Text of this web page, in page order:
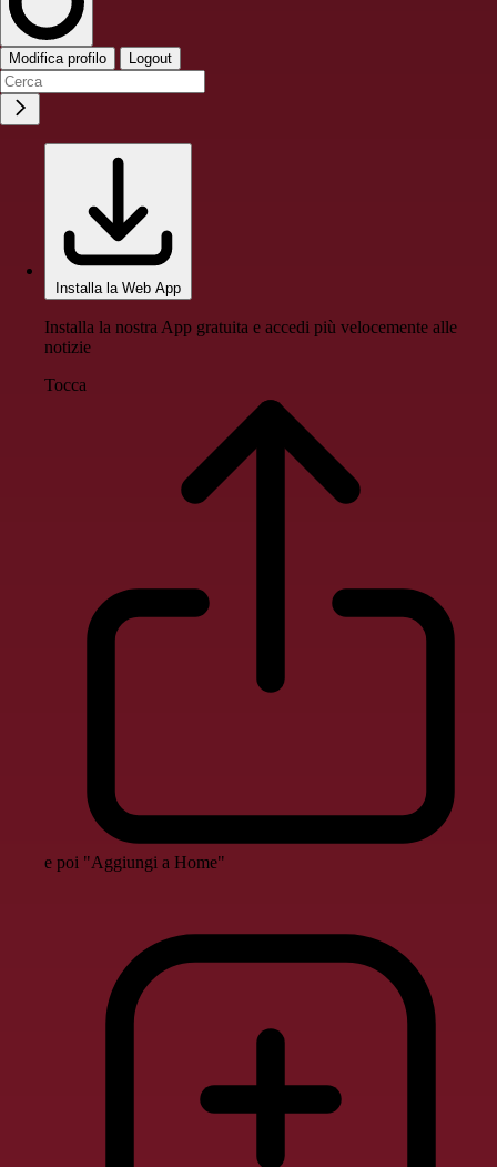
Modifica profilo Logout
Installa la Web App
Installa la nostra App gratuita e accedi più velocemente alle
notizie
Tocca
e poi "Aggiungi a Home"